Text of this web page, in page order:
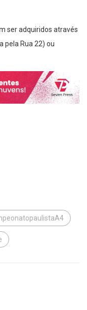
ser adquiridos através
pela Rua 22) ou